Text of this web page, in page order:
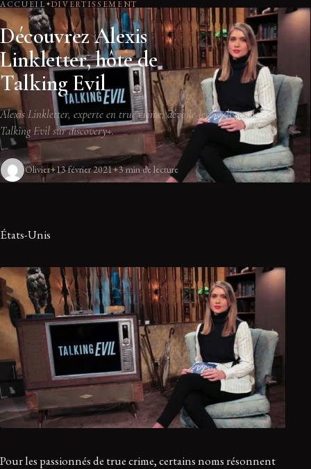
ACCUEIL DIVERTISSEMENT
Découvrez Alexis
Linkletter, hôte de
Talking Evil
Alexis Linkletter, experte en true crime, dévoile les coulisses de
Talking Evil sur discovery+.
Olivier 13 février 2021 3 min de lecture
États-Unis
Pour les passionnés de true crime, certains noms résonnent